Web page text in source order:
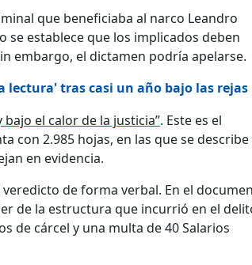
que beneficiaba al narco Leandro
se establece que los implicados deben
embargo, el dictamen podría apelarse.
lectura' tras casi un año bajo las rejas
el calor de la justicia”. Este es el
con 2.985 hojas, en las que se describe
en evidencia.
de forma verbal. En el
de la estructura que incurrió en el
de cárcel y una multa de 40 Salarios